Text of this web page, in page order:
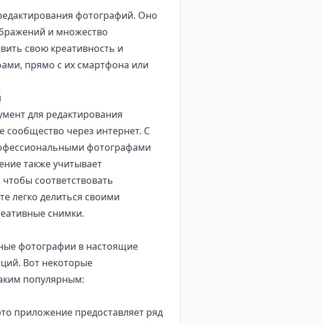
фотографий. Оно
и множество
свою креативность и
прямо с их смартфона или
для редактирования
сообщество через интернет. С
фотографами
также учитывает
соответствовать
легко делиться своими
снимки.
фотографии в настоящие
Вот некоторые
популярным:
приложение предоставляет ряд